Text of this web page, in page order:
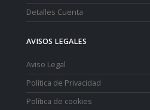
Detalles Cuenta
AVISOS LEGALES
Aviso Legal
Política de Privacidad
Política de cookies